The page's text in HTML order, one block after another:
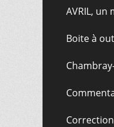
AVRIL,
Boite à